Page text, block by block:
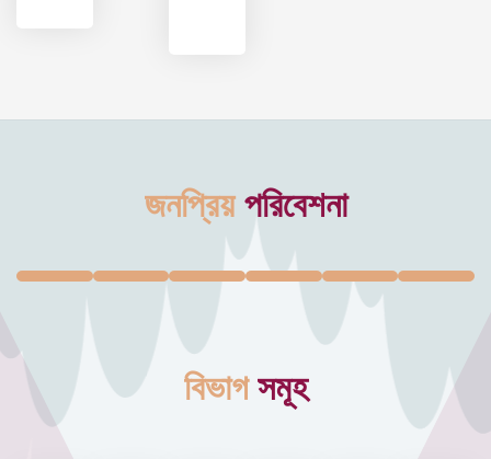
জনপ্রিয় পরিবেশনা
বিভাগ সমূহ